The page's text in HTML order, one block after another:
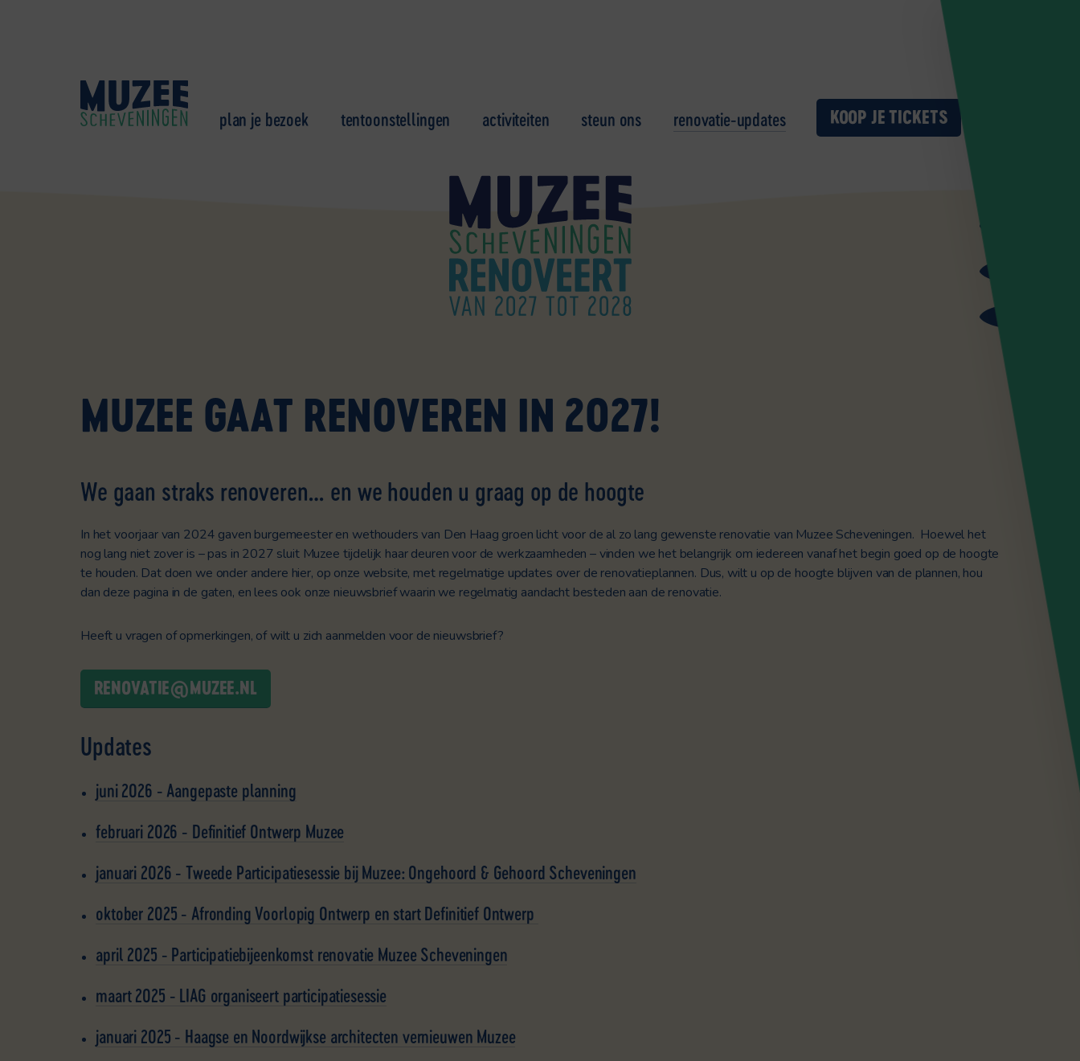
plan je bezoek tentoonstellingen activiteiten steun ons renovatie-updates KOOP JE TICKETS
MUZEE GAAT RENOVEREN IN 2027!
We gaan straks renoveren… en we houden u graag op de hoogte
In het voorjaar van 2024 gaven burgemeester en wethouders van Den Haag groen licht voor de al zo lang gewenste renovatie van Muzee Scheveningen. Hoewel het
nog lang niet zover is – pas in 2027 sluit Muzee tijdelijk haar deuren voor de werkzaamheden – vinden we het belangrijk om iedereen vanaf het begin goed op de hoogte
te houden. Dat doen we onder andere hier, op onze website, met regelmatige updates over de renovatieplannen. Dus, wilt u op de hoogte blijven van de plannen, hou
dan deze pagina in de gaten, en lees ook onze nieuwsbrief waarin we regelmatig aandacht besteden aan de renovatie.
Heeft u vragen of opmerkingen, of wilt u zich aanmelden voor de nieuwsbrief?
RENOVATIE@MUZEE.NL
Updates
juni 2026 - Aangepaste planning
februari 2026 - Definitief Ontwerp Muzee
januari 2026 - Tweede Participatiesessie bij Muzee: Ongehoord & Gehoord Scheveningen
oktober 2025 - Afronding Voorlopig Ontwerp en start Definitief Ontwerp
april 2025 - Participatiebijeenkomst renovatie Muzee Scheveningen
maart 2025 - LIAG organiseert participatiesessie
januari 2025 - Haagse en Noordwijkse architecten vernieuwen Muzee